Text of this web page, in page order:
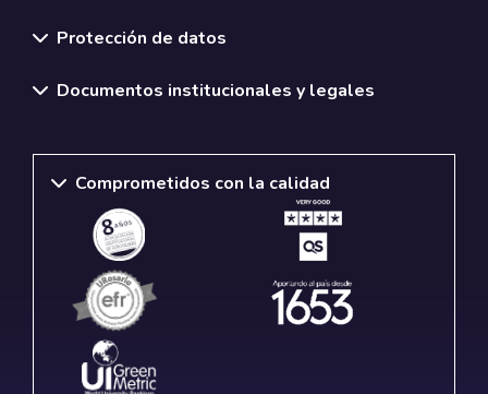
Protección de datos
Documentos institucionales y legales
Comprometidos con la calidad